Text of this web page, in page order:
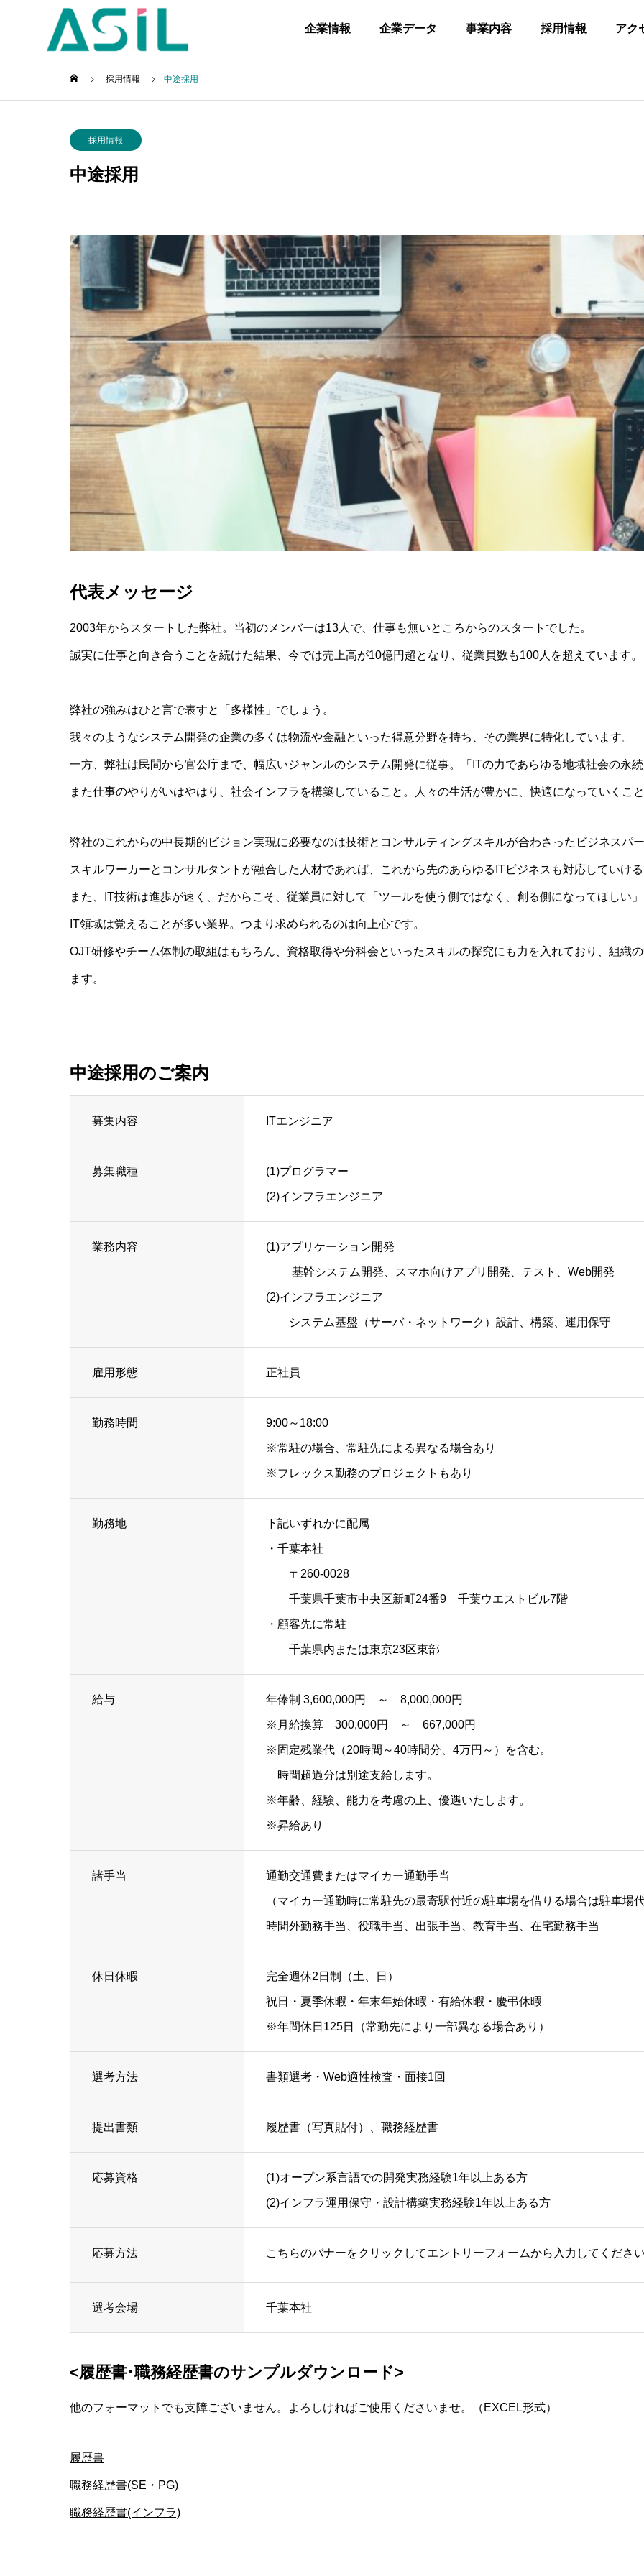
企業情報 企業データ 事業内容 採用情報 アク
採用情報 中途採用
採用情報
中途採用
代表メッセージ
2003年からスタートした弊社。当初のメンバーは13人で、仕事も無いところからのスタートでした。
誠実に仕事と向き合うことを続けた結果、今では売上高が10億円超となり、従業員数も100人を超えています。
弊社の強みはひと言で表すと「多様性」でしょう。
我々のようなシステム開発の企業の多くは物流や金融といった得意分野を持ち、その業界に特化しています。
一方、弊社は民間から官公庁まで、幅広いジャンルのシステム開発に従事。「ITの力であらゆる地域社会の永
また仕事のやりがいはやはり、社会インフラを構築していること。人々の生活が豊かに、快適になっていくこ
弊社のこれからの中長期的ビジョン実現に必要なのは技術とコンサルティングスキルが合わさったビジネスパ
スキルワーカーとコンサルタントが融合した人材であれば、これから先のあらゆるITビジネスも対応していけ
また、IT技術は進歩が速く、だからこそ、従業員に対して「ツールを使う側ではなく、創る側になってほしい
IT領域は覚えることが多い業界。つまり求められるのは向上心です。
OJT研修やチーム体制の取組はもちろん、資格取得や分科会といったスキルの探究にも力を入れており、組織
ます。
中途採用のご案内
募集内容 ITエンジニア
募集職種 (1)プログラマー
(2)インフラエンジニア
業務内容 (1)アプリケーション開発
基幹システム開発、スマホ向けアプリ開発、テスト、Web開発
(2)インフラエンジニア
システム基盤（サーバ・ネットワーク）設計、構築、運用保守
雇用形態 正社員
勤務時間 9:00～18:00
※常駐の場合、常駐先による異なる場合あり
※フレックス勤務のプロジェクトもあり
勤務地 下記いずれかに配属
・千葉本社
〒260-0028
千葉県千葉市中央区新町24番9 千葉ウエストビル7階
・顧客先に常駐
千葉県内または東京23区東部
給与 年俸制 3,600,000円 ～ 8,000,000円
※月給換算 300,000円 ～ 667,000円
※固定残業代（20時間～40時間分、4万円～）を含む。
時間超過分は別途支給します。
※年齢、経験、能力を考慮の上、優遇いたします。
※昇給あり
諸手当 通勤交通費またはマイカー通勤手当
（マイカー通勤時に常駐先の最寄駅付近の駐車場を借りる場合は駐車場
時間外勤務手当、役職手当、出張手当、教育手当、在宅勤務手当
休日休暇 完全週休2日制（土、日）
祝日・夏季休暇・年末年始休暇・有給休暇・慶弔休暇
※年間休日125日（常勤先により一部異なる場合あり）
選考方法 書類選考・Web適性検査・面接1回
提出書類 履歴書（写真貼付）、職務経歴書
応募資格 (1)オープン系言語での開発実務経験1年以上ある方
(2)インフラ運用保守・設計構築実務経験1年以上ある方
応募方法 こちらのバナーをクリックしてエントリーフォームから入力してくださ
選考会場 千葉本社
<履歴書･職務経歴書のサンプルダウンロード>
他のフォーマットでも支障ございません。よろしければご使用くださいませ。（EXCEL形式）
履歴書
職務経歴書(SE・PG)
職務経歴書(インフラ)